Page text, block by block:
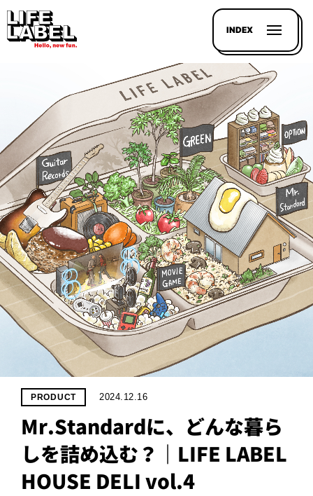
INDEX
記事を
探す
LL
HOUSE
LINE-
UP
PROJECT
LABEL
ライフレー
ついて
PRODUCT 2024.12.16
Mr.Standardに、どんな暮ら
しを詰め込む？｜LIFE LABEL
HOUSE DELI vol.4